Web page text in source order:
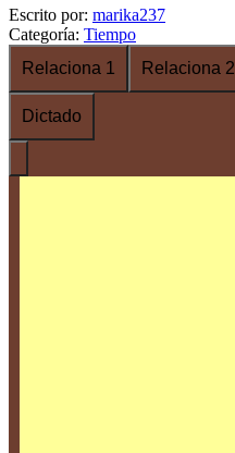
Escrito por: marika237
Categoría: Tiempo
Relaciona 1
Relaciona 2
Dictado